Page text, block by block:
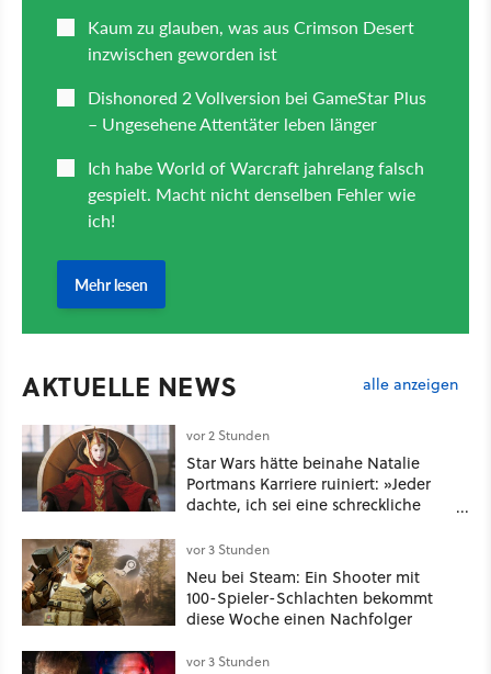
AKTUELLE NEWS alle anzeigen
vor 2 Stunden
Star Wars hätte beinahe Natalie
Portmans Karriere ruiniert: »Jeder
dachte, ich sei eine schreckliche
vor 3 Stunden
Neu bei Steam: Ein Shooter mit
100-Spieler-Schlachten bekommt
diese Woche einen Nachfolger
vor 3 Stunden